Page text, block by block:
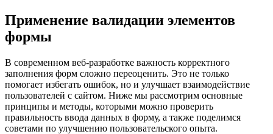
Применение валидации элементов
формы
В современном веб-разработке важность корректного
заполнения форм сложно переоценить. Это не только
помогает избегать ошибок, но и улучшает взаимодействие
пользователей с сайтом. Ниже мы рассмотрим основные
принципы и методы, которыми можно проверить
правильность ввода данных в форму, а также поделимся
советами по улучшению пользовательского опыта.